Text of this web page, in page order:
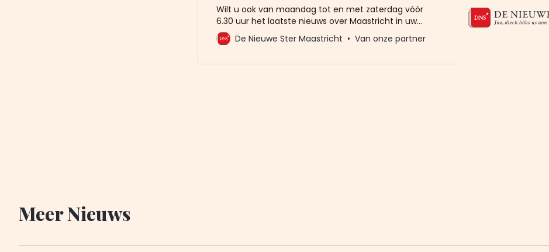
Wilt u ook van maandag tot en met zaterdag vóór
6.30 uur het laatste nieuws over Maastricht in uw
mailbox? Meld u dan gratis aan voor de nieuwbrief van
De Nieuwe Ster. Meer dan 20.000 trouwe lezers gingen
De Nieuwe Ster Maastricht Van onze partner
Meer Nieuws